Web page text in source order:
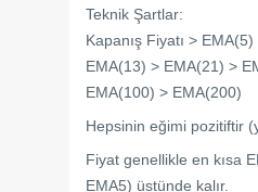
Teknik Şartlar:
Kapanış Fiyatı >
EMA(13) > EMA(21) >
EMA(100) > EMA(200)
Hepsinin eğimi pozitiftir
Fiyat genellikle en kısa
EMA5) üstünde kalır.